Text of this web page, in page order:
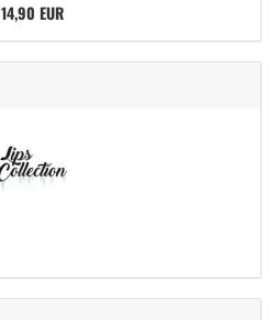
14,90 EUR